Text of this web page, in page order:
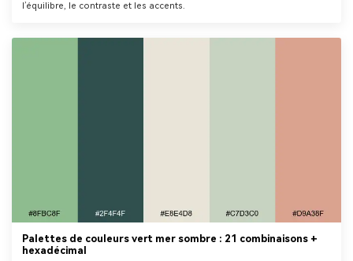
l’équilibre, le contraste et les accents.
Palettes de couleurs vert mer sombre : 21 combinaisons +
hexadécimal